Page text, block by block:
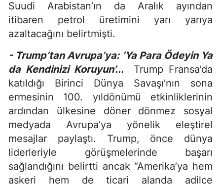
Suudi Arabistan’ın da Aralık ayından
itibaren petrol üretimini yarı yarıya
azaltacağını belirtmişti.
- Trump’tan Avrupa’ya: ‘Ya Para Ödeyin Ya
da Kendinizi Koruyun’...
Trump Fransa’da
katıldığı Birinci Dünya Savaşı’nın sona
ermesinin 100. yıldönümü etkinliklerinin
ardından ülkesine döner dönmez sosyal
medyada Avrupa’ya yönelik eleştirel
mesajlar paylaştı. Trump, önce dünya
liderleriyle görüşmelerinde başarı
sağlandığını belirtti ancak “Amerika’ya hem
askeri hem de ticari alanda adilce